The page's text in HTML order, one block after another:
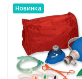
Новинка